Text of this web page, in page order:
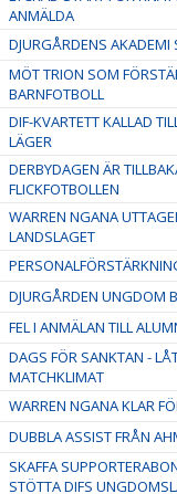
ANMÄLDA
DJURGÅRDENS AKADEMI
MÖT TRION SOM
BARNFOTBOLL
DIF-KVARTETT KALLAD
LÄGER
DERBYDAGEN ÄR
FLICKFOTBOLLEN
WARREN NGANA
LANDSLAGET
DJURGÅRDEN UNGDOM
FEL I ANMÄLAN TILL
DAGS FÖR SANKTAN -
MATCHKLIMAT
WARREN NGANA KLAR
DUBBLA ASSIST FRÅN
SKAFFA
STÖTTA DIFS